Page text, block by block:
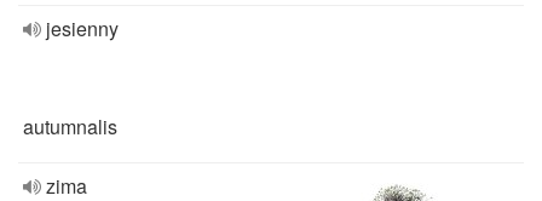
jesienny
autumnalis
zima